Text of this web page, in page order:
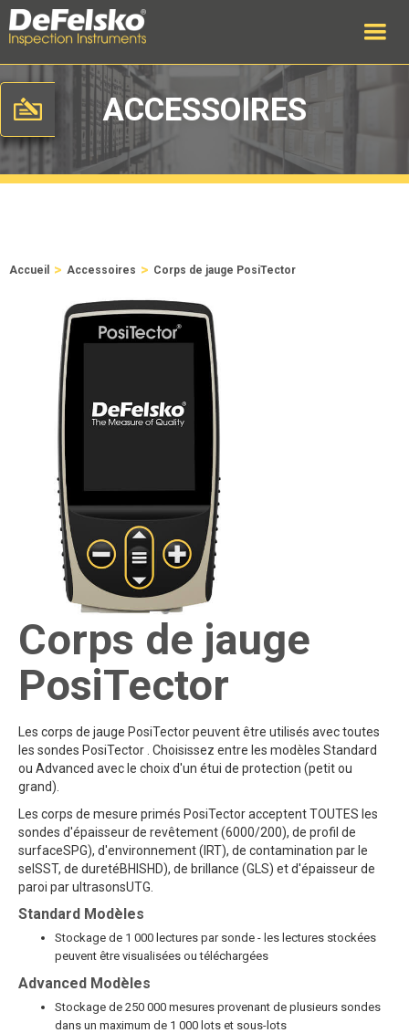
ACCESSOIRES
Accueil > Accessoires > Corps de jauge PosiTector
Corps de jauge
PosiTector
Les corps de jauge PosiTector peuvent être utilisés avec toutes
les sondes PosiTector . Choisissez entre les modèles Standard
ou Advanced avec le choix d'un étui de protection (petit ou
grand).
Les corps de mesure primés PosiTector acceptent TOUTES les
sondes d'épaisseur de revêtement (6000/200), de profil de
surfaceSPG), d'environnement (IRT), de contamination par le
selSST, de duretéBHISHD), de brillance (GLS) et d'épaisseur de
paroi par ultrasonsUTG.
Standard Modèles
Stockage de 1 000 lectures par sonde - les lectures stockées
peuvent être visualisées ou téléchargées
Advanced Modèles
Stockage de 250 000 mesures provenant de plusieurs sondes
dans un maximum de 1 000 lots et sous-lots